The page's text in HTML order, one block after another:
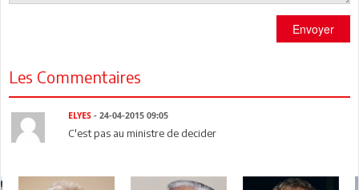
Envoyer
Les Commentaires
ELYES - 24-04-2015 09:05
C'est pas au ministre de decider